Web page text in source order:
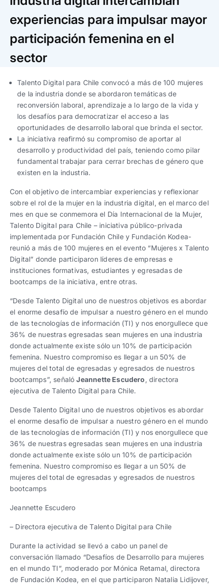
Trabaja con nosotros
Ver todo
Español|English
Ver todas
Ver todas
progresivos de gestión
Ver todos
Español|English
Español|English
Español|English
experiencias para impulsar mayor
participación femenina en el
sector
Talento Digital para Chile convocó a más de 100 mujeres
de la industria donde se abordaron temáticas de
reconversión laboral, aprendizaje a lo largo de la vida y
los desafíos para democratizar el acceso a las
oportunidades de desarrollo laboral que brinda el sector.
La iniciativa reafirmó su compromiso de aportar al
desarrollo y productividad del país, teniendo como pilar
fundamental trabajar para cerrar brechas de género que
existen en la industria.
Con el objetivo de intercambiar experiencias y reflexionar
sobre el rol de la mujer en la industria digital, en el marco del
mes en que se conmemora el Día Internacional de la Mujer,
Talento Digital para Chile – iniciativa público-privada
implementada por Fundación Chile y Fundación Kodea-
reunió a más de 100 mujeres en el evento “Mujeres x Talento
Digital” donde participaron líderes de empresas e
instituciones formativas, estudiantes y egresadas de
bootcamps de la iniciativa, entre otras.
“Desde Talento Digital uno de nuestros objetivos es abordar
el enorme desafío de impulsar a nuestro género en el mundo
de las tecnologías de información (TI) y nos enorgullece que
36% de nuestras egresadas sean mujeres en una industria
donde actualmente existe sólo un 10% de participación
femenina. Nuestro compromiso es llegar a un 50% de
mujeres del total de egresadas y egresados de nuestros
bootcamps”, señalóJeannette Escudero , directora
ejecutiva de Talento Digital para Chile.
Desde Talento Digital uno de nuestros objetivos es abordar
el enorme desafío de impulsar a nuestro género en el mundo
de las tecnologías de información (TI) y nos enorgullece que
36% de nuestras egresadas sean mujeres en una industria
donde actualmente existe sólo un 10% de participación
femenina. Nuestro compromiso es llegar a un 50% de
mujeres del total de egresadas y egresados de nuestros
bootcamps
Jeannette Escudero
– Directora ejecutiva de Talento Digital para Chile
Durante la actividad se llevó a cabo un panel de
conversación llamado “Desafíos de Desarrollo para mujeres
en el mundo TI”, moderado por Mónica Retamal, directora
de Fundación Kodea, en el que participaron Natalia Lidijover,